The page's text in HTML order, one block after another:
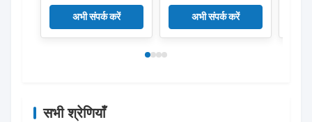
प्रेशर स्विच
एमबीसी5000/5100
अभी संपर्क करें
061B102366 दबाव
स्विच MBC5000/5100
अभी संपर्क करें
सभी श्रेणियाँ